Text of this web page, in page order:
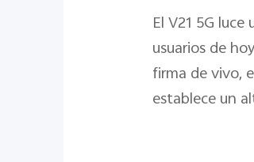
El V21 5G
usuarios de
firma de vivo,
establece un